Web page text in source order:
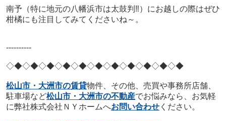
南予（特に地元の八幡浜市は太鼓判‼）にお越しの際はぜひ
柑橘にも注目してみてくださいね～。
----------
◇◆◇◆◇◆◇◆◇◆◇◆◇◆◇◆◇◆◇◆◇◆
松山市・大洲市の賃貸物件、その他、売買や事務所店舗、
駐車場など松山市・大洲市の不動産でお悩みなら、お気軽
に弊社株式会社ＮＹホームへお問い合わせください。